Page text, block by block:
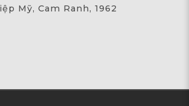
Mỹ, Cam Ranh, 1962